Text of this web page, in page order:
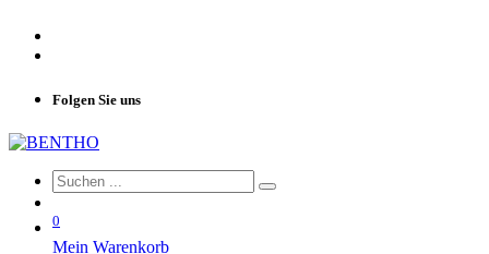
Folgen Sie uns
0
Mein Warenkorb